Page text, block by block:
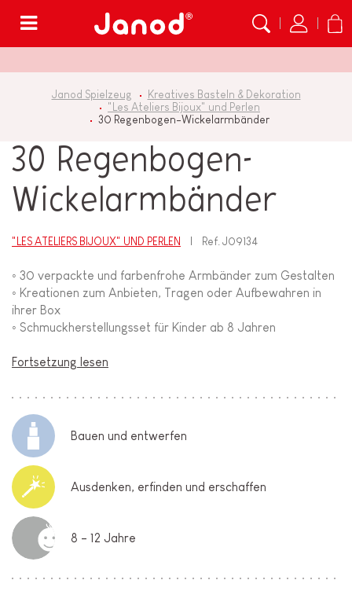
Janod Spielzeug
Kreatives Basteln & Dekoration
"Les Ateliers Bijoux" und Perlen
30 Regenbogen-Wickelarmbänder
30 Regenbogen-
Wickelarmbänder
"LES ATELIERS BIJOUX" UND PERLEN Ref.J09134
◦ 30 verpackte und farbenfrohe Armbänder zum Gestalten
◦ Kreationen zum Anbieten, Tragen oder Aufbewahren in
ihrer Box
◦ Schmuckherstellungsset für Kinder ab 8 Jahren
Fortsetzung lesen
Bauen und entwerfen
Ausdenken, erfinden und erschaffen
8 - 12 Jahre